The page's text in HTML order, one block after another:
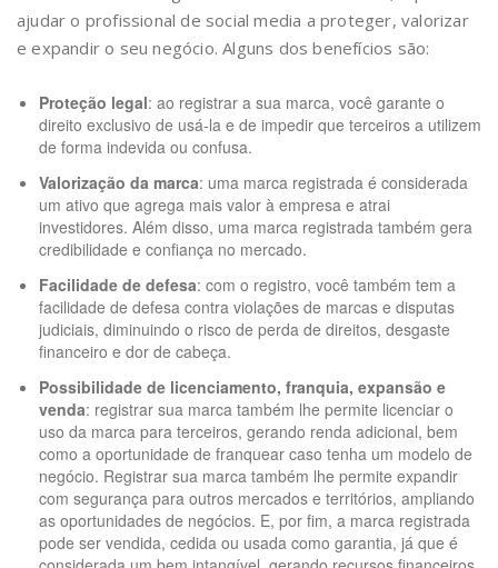
ajudar o profissional de social media a proteger, valorizar
e expandir o seu negócio. Alguns dos benefícios são:
Proteção legal: ao registrar a sua marca, você garante o
direito exclusivo de usá-la e de impedir que terceiros a utilizem
de forma indevida ou confusa.
Valorização da marca: uma marca registrada é considerada
um ativo que agrega mais valor à empresa e atrai
investidores. Além disso, uma marca registrada também gera
credibilidade e confiança no mercado.
Facilidade de defesa: com o registro, você também tem a
facilidade de defesa contra violações de marcas e disputas
judiciais, diminuindo o risco de perda de direitos, desgaste
financeiro e dor de cabeça.
Possibilidade de licenciamento, franquia, expansão e
venda: registrar sua marca também lhe permite licenciar o
uso da marca para terceiros, gerando renda adicional, bem
como a oportunidade de franquear caso tenha um modelo de
negócio. Registrar sua marca também lhe permite expandir
com segurança para outros mercados e territórios, ampliando
as oportunidades de negócios. E, por fim, a marca registrada
pode ser vendida, cedida ou usada como garantia, já que é